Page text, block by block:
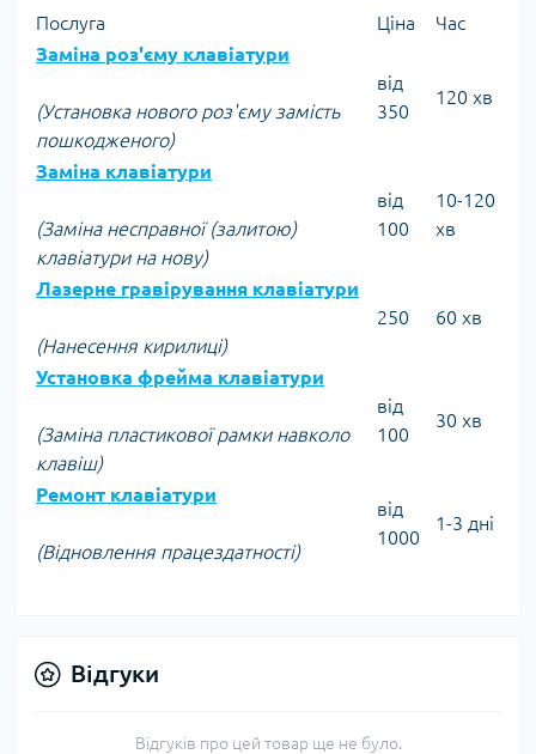
Послуга Ціна
Час
Заміна роз'єму клавіатури
(Установка нового роз'єму замість
пошкодженого)
від
350
120 хв
Заміна клавіатури
(Заміна несправної (залитою)
клавіатури на нову)
від
100
10-120
хв
Лазерне гравірування клавіатури
(Нанесення кирилиці)
250 60 хв
Установка фрейма клавіатури
(Заміна пластикової рамки навколо
клавіш)
від
100
30 хв
Ремонт клавіатури
(Відновлення працездатності)
від
1000
1-3 дні
Відгуки
Відгуків про цей товар ще не було.